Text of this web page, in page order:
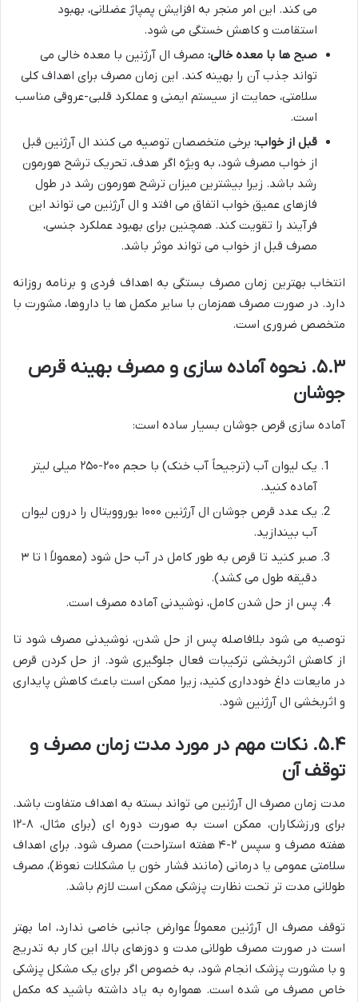
می کند. این امر منجر به افزایش پمپاژ عضلانی، بهبود
استقامت و کاهش خستگی می شود.
صبح ها با معده خالی: مصرف ال آرژنین با معده خالی می
تواند جذب آن را بهینه کند. این زمان مصرف برای اهداف کلی
سلامتی، حمایت از سیستم ایمنی و عملکرد قلبی-عروقی مناسب
است.
قبل از خواب: برخی متخصصان توصیه می کنند ال آرژنین قبل
از خواب مصرف شود، به ویژه اگر هدف، تحریک ترشح هورمون
رشد باشد. زیرا بیشترین میزان ترشح هورمون رشد در طول
فازهای عمیق خواب اتفاق می افتد و ال آرژنین می تواند این
فرآیند را تقویت کند. همچنین برای بهبود عملکرد جنسی،
مصرف قبل از خواب می تواند موثر باشد.
انتخاب بهترین زمان مصرف بستگی به اهداف فردی و برنامه روزانه
دارد. در صورت مصرف همزمان با سایر مکمل ها یا داروها، مشورت با
متخصص ضروری است.
۵.۳. نحوه آماده سازی و مصرف بهینه قرص
جوشان
آماده سازی قرص جوشان بسیار ساده است:
یک لیوان آب (ترجیحاً آب خنک) با حجم ۲۰۰-۲۵۰ میلی لیتر
آماده کنید.
یک عدد قرص جوشان ال آرژنین ۱۰۰۰ یوروویتال را درون لیوان
آب بیندازید.
صبر کنید تا قرص به طور کامل در آب حل شود (معمولاً ۱ تا ۳
دقیقه طول می کشد).
پس از حل شدن کامل، نوشیدنی آماده مصرف است.
توصیه می شود بلافاصله پس از حل شدن، نوشیدنی مصرف شود تا
از کاهش اثربخشی ترکیبات فعال جلوگیری شود. از حل کردن قرص
در مایعات داغ خودداری کنید، زیرا ممکن است باعث کاهش پایداری
و اثربخشی ال آرژنین شود.
۵.۴. نکات مهم در مورد مدت زمان مصرف و
توقف آن
مدت زمان مصرف ال آرژنین می تواند بسته به اهداف متفاوت باشد.
برای ورزشکاران، ممکن است به صورت دوره ای (برای مثال، ۸-۱۲
هفته مصرف و سپس ۲-۴ هفته استراحت) مصرف شود. برای اهداف
سلامتی عمومی یا درمانی (مانند فشار خون یا مشکلات نعوظ)، مصرف
طولانی مدت تر تحت نظارت پزشکی ممکن است لازم باشد.
توقف مصرف ال آرژنین معمولاً عوارض جانبی خاصی ندارد، اما بهتر
است در صورت مصرف طولانی مدت و دوزهای بالا، این کار به تدریج
و با مشورت پزشک انجام شود، به خصوص اگر برای یک مشکل پزشکی
خاص مصرف می شده است. همواره به یاد داشته باشید که مکمل